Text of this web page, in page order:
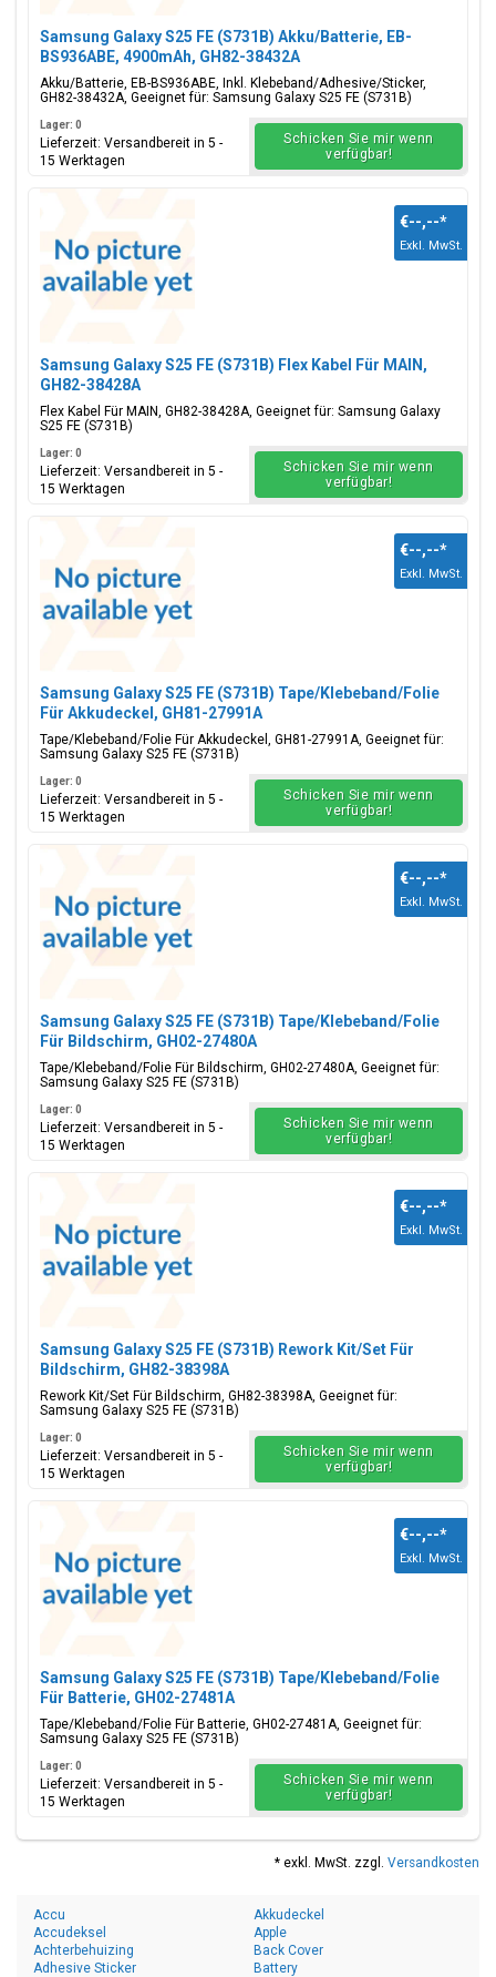
Samsung Galaxy S25 FE (S731B) Akku/Batterie, EB-
BS936ABE, 4900mAh, GH82-38432A
Akku/Batterie, EB-BS936ABE, Inkl. Klebeband/Adhesive/Sticker,
GH82-38432A, Geeignet für: Samsung Galaxy S25 FE (S731B)
Lager: 0
Lieferzeit: Versandbereit in 5 -
15 Werktagen
Schicken Sie mir wenn
verfügbar!
Samsung Galaxy S25 FE (S731B) Flex Kabel Für MAIN,
GH82-38428A
Flex Kabel Für MAIN, GH82-38428A, Geeignet für: Samsung Galaxy
S25 FE (S731B)
€--,--*
Exkl. MwSt.
Lager: 0
Lieferzeit: Versandbereit in 5 -
15 Werktagen
Schicken Sie mir wenn
verfügbar!
Samsung Galaxy S25 FE (S731B) Tape/Klebeband/Folie
Für Akkudeckel, GH81-27991A
Tape/Klebeband/Folie Für Akkudeckel, GH81-27991A, Geeignet für:
Samsung Galaxy S25 FE (S731B)
€--,--*
Exkl. MwSt.
Lager: 0
Lieferzeit: Versandbereit in 5 -
15 Werktagen
Schicken Sie mir wenn
verfügbar!
Samsung Galaxy S25 FE (S731B) Tape/Klebeband/Folie
Für Bildschirm, GH02-27480A
Tape/Klebeband/Folie Für Bildschirm, GH02-27480A, Geeignet für:
Samsung Galaxy S25 FE (S731B)
€--,--*
Exkl. MwSt.
Lager: 0
Lieferzeit: Versandbereit in 5 -
15 Werktagen
Schicken Sie mir wenn
verfügbar!
Samsung Galaxy S25 FE (S731B) Rework Kit/Set Für
Bildschirm, GH82-38398A
Rework Kit/Set Für Bildschirm, GH82-38398A, Geeignet für:
Samsung Galaxy S25 FE (S731B)
€--,--*
Exkl. MwSt.
Lager: 0
Lieferzeit: Versandbereit in 5 -
15 Werktagen
Schicken Sie mir wenn
verfügbar!
Samsung Galaxy S25 FE (S731B) Tape/Klebeband/Folie
Für Batterie, GH02-27481A
Tape/Klebeband/Folie Für Batterie, GH02-27481A, Geeignet für:
Samsung Galaxy S25 FE (S731B)
€--,--*
Exkl. MwSt.
Lager: 0
Lieferzeit: Versandbereit in 5 -
15 Werktagen
Schicken Sie mir wenn
verfügbar!
* exkl. MwSt. zzgl. Versandkosten
Accu
Accudeksel
Achterbehuizing
Adhesive Sticker
Akkudeckel
Apple
Back Cover
Battery